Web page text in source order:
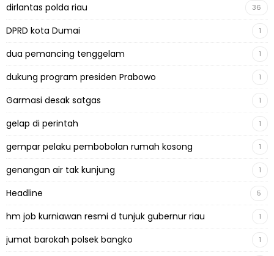
dirlantas polda riau 36
DPRD kota Dumai 1
dua pemancing tenggelam 1
dukung program presiden Prabowo 1
Garmasi desak satgas 1
gelap di perintah 1
gempar pelaku pembobolan rumah kosong 1
genangan air tak kunjung 1
Headline 5
hm job kurniawan resmi d tunjuk gubernur riau 1
jumat barokah polsek bangko 1